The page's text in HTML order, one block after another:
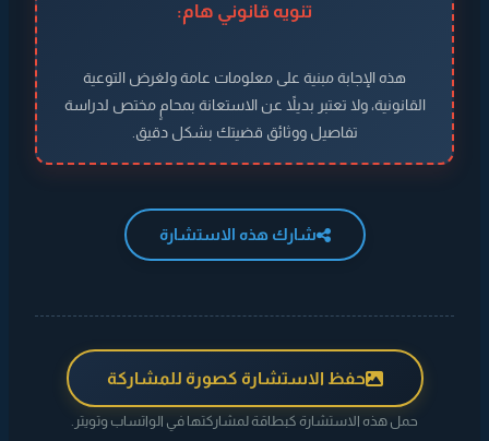
تنويه قانوني هام:
هذه الإجابة مبنية على معلومات عامة ولغرض التوعية
القانونية، ولا تعتبر بديلاً عن الاستعانة بمحامٍ مختص لدراسة
تفاصيل ووثائق قضيتك بشكل دقيق.
شارك هذه الاستشارة
حفظ الاستشارة كصورة للمشاركة
حمل هذه الاستشارة كبطاقة لمشاركتها في الواتساب وتويتر.